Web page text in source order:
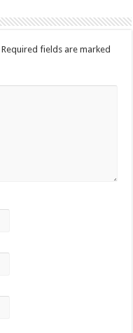
Required fields are marked